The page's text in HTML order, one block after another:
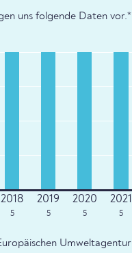
uns folgende Daten vor.*
5 5 5 5
Umweltagentur